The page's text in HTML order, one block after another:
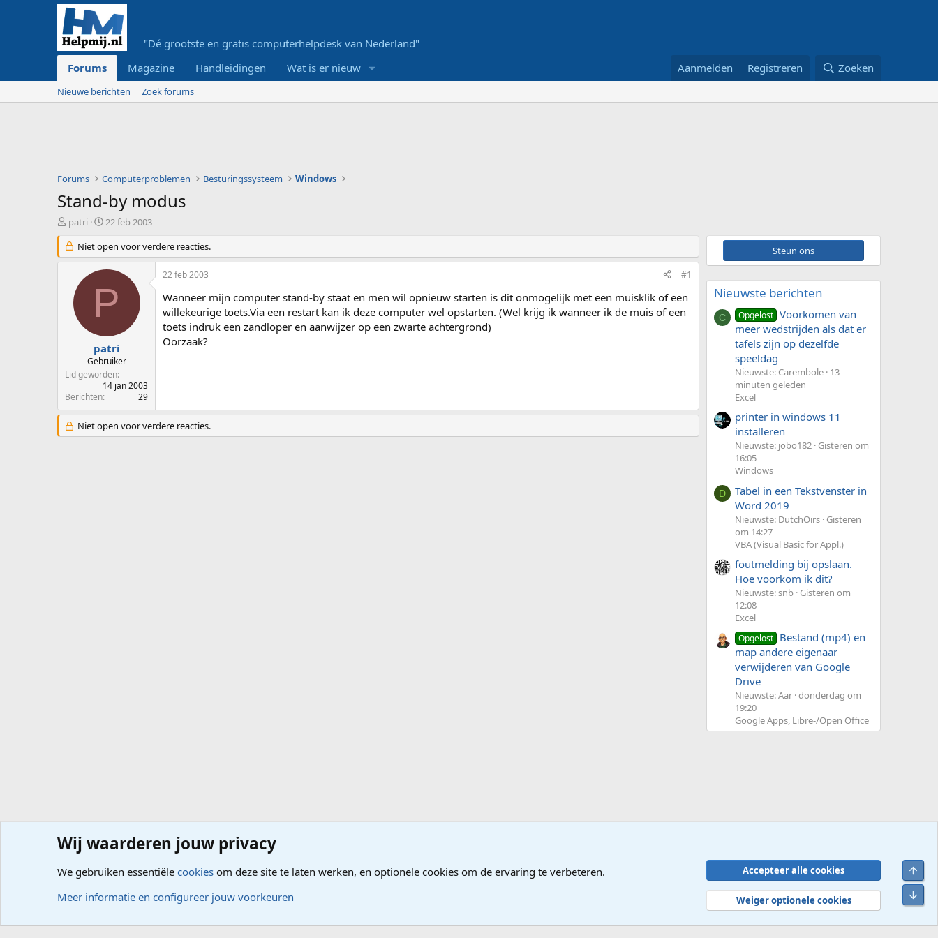
"Dé grootste en gratis computerhelpdesk van Nederland"
Forums
Magazine Handleidingen Wat is er nieuw Aanmelden Registreren Zoeken
Nieuwe berichten Zoek forums
Forums Computerproblemen Besturingssysteem Windows
Stand-by modus
O
d
e
r
e
r
patri
S
a
r
t
a
t
m
22 feb 2003
Niet open voor verdere reacties.
P
patri
Gebruiker
Lid geworden
14 jan 2003
Berichten
29
22 feb 2003 #1
Wanneer mijn computer stand-by staat en men wil opnieuw starten is dit onmogelijk met een muisklik of een
willekeurige toets.Via een restart kan ik deze computer wel opstarten. (Wel krijg ik wanneer ik de muis of een
toets indruk een zandloper en aanwijzer op een zwarte achtergrond)
Oorzaak?
Niet open voor verdere reacties.
Steun ons
Nieuwste berichten
C Opgelost Voorkomen van
meer wedstrijden als dat er
tafels zijn op dezelfde
speeldag
Nieuwste: Carembole 13
minuten geleden
Excel
printer in windows 11
installeren
Nieuwste: jobo182 Gisteren om
16:05
Windows
D
Tabel in een Tekstvenster in
Word 2019
Nieuwste: DutchOirs Gisteren
om 14:27
VBA (Visual Basic for Appl.)
foutmelding bij opslaan.
Hoe voorkom ik dit?
Nieuwste: snb Gisteren om
12:08
Excel
Opgelost Bestand (mp4) en
map andere eigenaar
verwijderen van Google
Drive
Nieuwste: Aar donderdag om
19:20
Google Apps, Libre-/Open Office
Forums Computerproblemen Besturingssysteem
Voorwaarden en regels Privacybeleid Help
R
S
Wij waarderen jouw privacy
We gebruiken essentiële cookies om deze site te laten werken, en optionele cookies om de ervaring te verbeteren.
Meer informatie en configureer jouw voorkeuren
Accepteer alle cookies
Weiger optionele cookies